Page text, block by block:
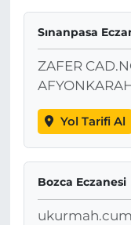
Sınanpasa
ZAFER
Yol Tarifi Al
Bozca Eczanesi